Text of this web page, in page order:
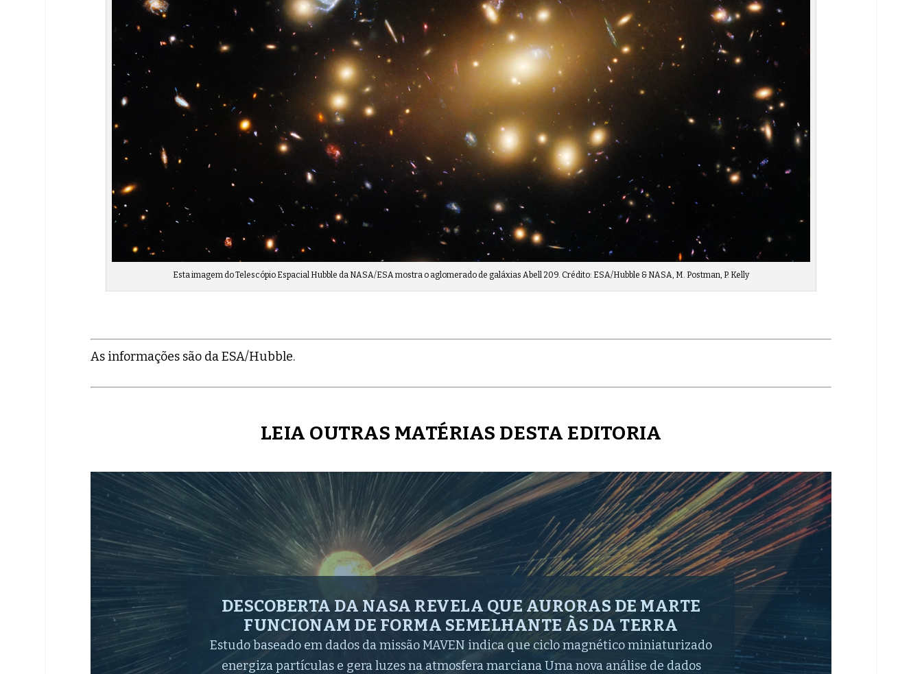
Esta imagem do Telescópio Espacial Hubble da NASA/ESA mostra o aglomerado de galáxias Abell 209. Crédito: ESA/Hubble & NASA, M. Postman, P. Kelly
As informações são da ESA/Hubble.
LEIA OUTRAS MATÉRIAS DESTA EDITORIA
CHANDRA E JAMES WEBB CAPTURAM ‘COROA’ CÓSMICA QUE
REVELA O CICLO DE VIDA DAS ESTRELAS
Nova imagem combinada da agência espacial mostra o aglomerado NGC 602 em
condições que imitam o universo jovem há bilhões de anos. Lee Mohon / NASA Desde a